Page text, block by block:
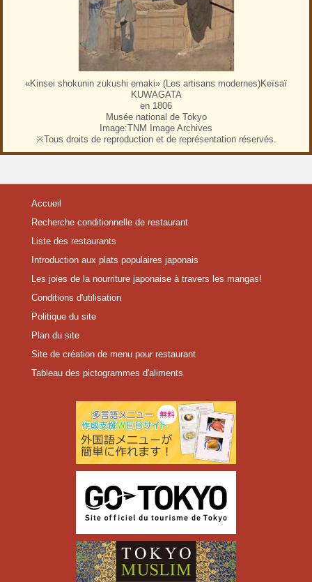
«Kinsei shokunin zukushi emaki» (Les artisans modernes)Keïsaï
KUWAGATA
en 1806
Musée national de Tokyo
Image:TNM Image Archives
※Tous droits de reproduction et de représentation réservés.
Accueil
Recherche conditionnelle de restaurant
Liste des restaurants
Introduction aux plats populaires japonais
Les joies de la nourriture japonaise à travers les mangas!
Conditions d'utilisation
Politique du site
Plan du site
Site de création de menu pour restaurant
Tableau des pictogrammes d'aliments